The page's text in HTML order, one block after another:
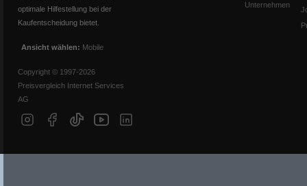
optimale Hilfestellung bei der
Kaufentscheidung bietet.
Ansicht wählen: Mobile
Copyright © 1997-2026
Preisvergleich Internet Services
AG
Unternehmen